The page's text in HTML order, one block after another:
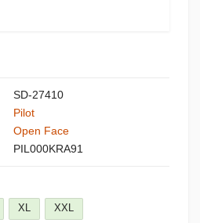
SD-27410
Pilot
Open Face
PIL000KRA91
XL XXL